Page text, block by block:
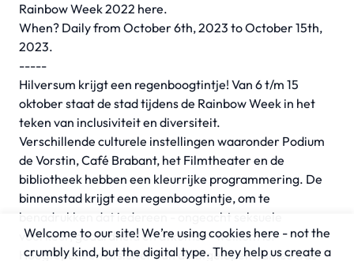
Rainbow Week 2022 here.
When? Daily from October 6th, 2023 to October 15th,
2023.
-----
Hilversum krijgt een regenboogtintje! Van 6 t/m 15
oktober staat de stad tijdens de Rainbow Week in het
teken van inclusiviteit en diversiteit.
Verschillende culturele instellingen waaronder Podium
de Vorstin, Café Brabant, het Filmtheater en de
bibliotheek hebben een kleurrijke programmering. De
binnenstad krijgt een regenboogtintje, om te
benadrukken dat iedereen - ongeacht seksuele
voorkeur, geaardheid en afkomst - welkom is.
Hoogtepunt en afsluiter van de afgelopen edities was
Welcome to our site! We’re using cookies here - not the
crumbly kind, but the digital type. They help us create a